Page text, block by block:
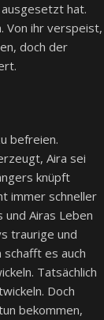
hat.
Von ihr verspeist,
doch der
befreien.
Aira sei
knüpft
immer schneller
Airas Leben
traurige und
es auch
Tatsächlich
Doch
bekommen,